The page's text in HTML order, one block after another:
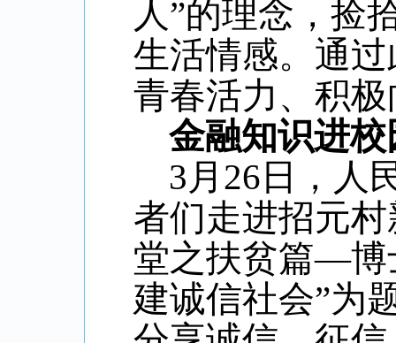
人”的理念，捡
生活情感。通
青春活力、积
金融知识进
3月26日，人
者们走进招元
堂之扶贫篇—博
建诚信社会”为